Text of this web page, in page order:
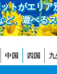
トがエリア
、遊べる
中国 四国